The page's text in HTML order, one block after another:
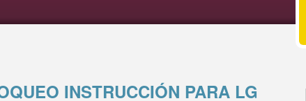
INSTRUCCIÓN PARA LG